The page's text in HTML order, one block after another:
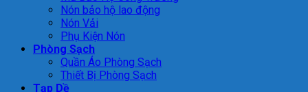
Nón bảo hộ lao động
Nón Vải
Phụ Kiện Nón
Phòng Sạch
Quần Áo Phòng Sạch
Thiết Bị Phòng Sạch
Tạp Dề